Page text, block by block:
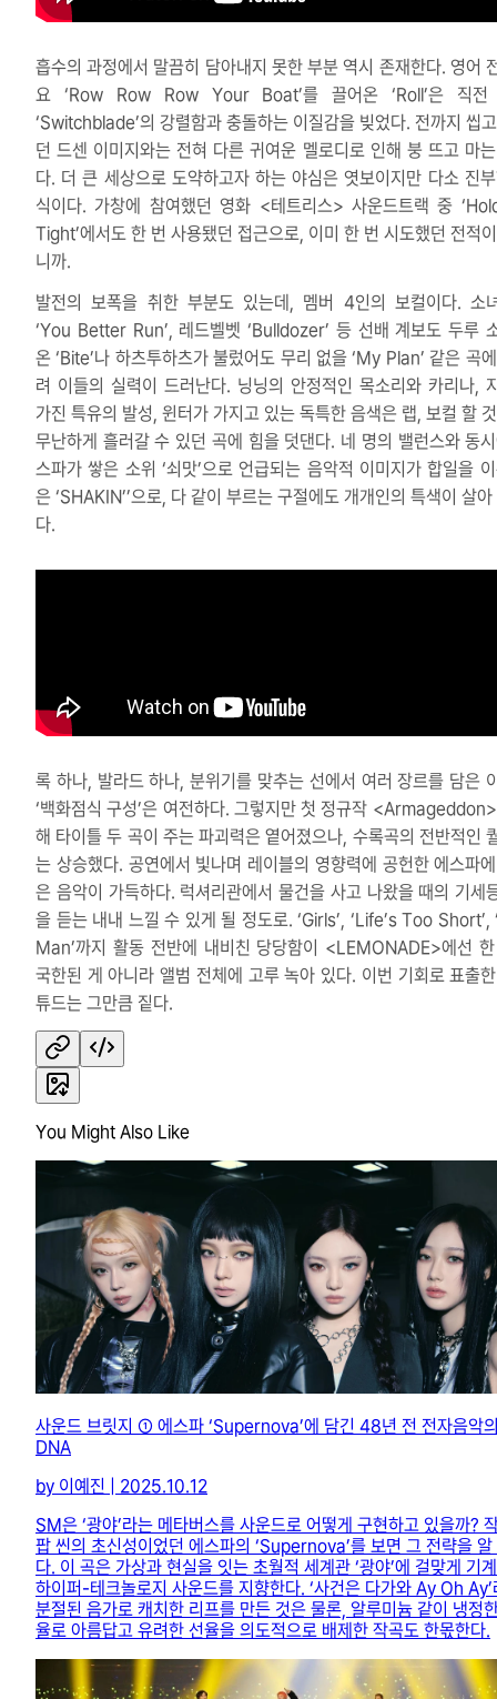
흡수의 과정에서 말끔히 담아내지 못한 부분 역시 존재한다. 영어
요 ‘Row Row Row Your Boat’를 끌어온 ‘Roll’은 직전
‘Switchblade’의 강렬함과 충돌하는 이질감을 빚었다. 전까지 씹
던 드센 이미지와는 전혀 다른 귀여운 멜로디로 인해 붕 뜨고 마
다. 더 큰 세상으로 도약하고자 하는 야심은 엿보이지만 다소 진
식이다. 가창에 참여했던 영화 <테트리스> 사운드트랙 중
Tight’에서도 한 번 사용됐던 접근으로, 이미 한 번 시도했던 전적
니까.
발전의 보폭을 취한 부분도 있는데, 멤버 4인의 보컬이다. 소
‘You Better Run’, 레드벨벳 ‘Bulldozer’ 등 선배 계보도 두루
온 ‘Bite’나 하츠투하츠가 불렀어도 무리 없을 ‘My Plan’ 같은 곡
려 이들의 실력이 드러난다. 닝닝의 안정적인 목소리와 카리나,
가진 특유의 발성, 윈터가 가지고 있는 독특한 음색은 랩, 보컬 할
무난하게 흘러갈 수 있던 곡에 힘을 덧댄다. 네 명의 밸런스와 동
스파가 쌓은 소위 ‘쇠맛’으로 언급되는 음악적 이미지가 합일을
은 ‘SHAKIN’’으로, 다 같이 부르는 구절에도 개개인의 특색이 살
다.
록 하나, 발라드 하나, 분위기를 맞추는 선에서 여러 장르를 담은
‘백화점식 구성’은 여전하다. 그렇지만 첫 정규작
해 타이틀 두 곡이 주는 파괴력은 옅어졌으나, 수록곡의 전반적인
는 상승했다. 공연에서 빛나며 레이블의 영향력에 공헌한 에스파
은 음악이 가득하다. 럭셔리관에서 물건을 사고 나왔을 때의 기세
을 듣는 내내 느낄 수 있게 될 정도로. ‘Girls’, ‘Life’s Too Short’,
Man’까지 활동 전반에 내비친 당당함이 <LEMONADE>에선
국한된 게 아니라 앨범 전체에 고루 녹아 있다. 이번 기회로 표출
튜드는 그만큼 짙다.
You Might Also Like
사운드 브릿지 ① 에스파 ‘Supernova’에 담긴 48년 전 전자음악
DNA
by 이예진 | 2025.10.12
SM은 ‘광야’라는 메타버스를 사운드로 어떻게 구현하고 있을까?
팝 씬의 초신성이었던 에스파의 ‘Supernova’를 보면 그 전략을 알
다. 이 곡은 가상과 현실을 잇는 초월적 세계관 ‘광야’에 걸맞게 기
하이퍼-테크놀로지 사운드를 지향한다. ‘사건은 다가와 Ay Oh Ay’
분절된 음가로 캐치한 리프를 만든 것은 물론, 알루미늄 같이 냉정
율로 아름답고 유려한 선율을 의도적으로 배제한 작곡도 한몫한다.